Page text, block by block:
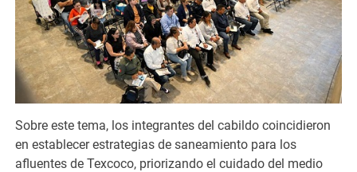
Sobre este tema, los integrantes del cabildo coincidieron
en establecer estrategias de saneamiento para los
afluentes de Texcoco, priorizando el cuidado del medio